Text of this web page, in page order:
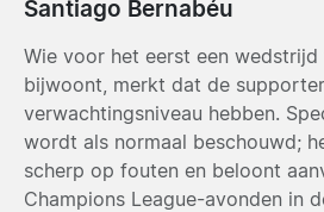
Santiago Bernabéu
Wie voor het eerst een wedstrijd
bijwoont, merkt dat de
verwachtingsniveau hebben.
wordt als normaal beschouwd;
scherp op fouten en beloont
Champions League-avonden in